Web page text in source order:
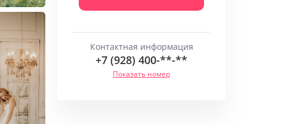
Контактная информация
+7 (928) 400-**-**
Показать номер